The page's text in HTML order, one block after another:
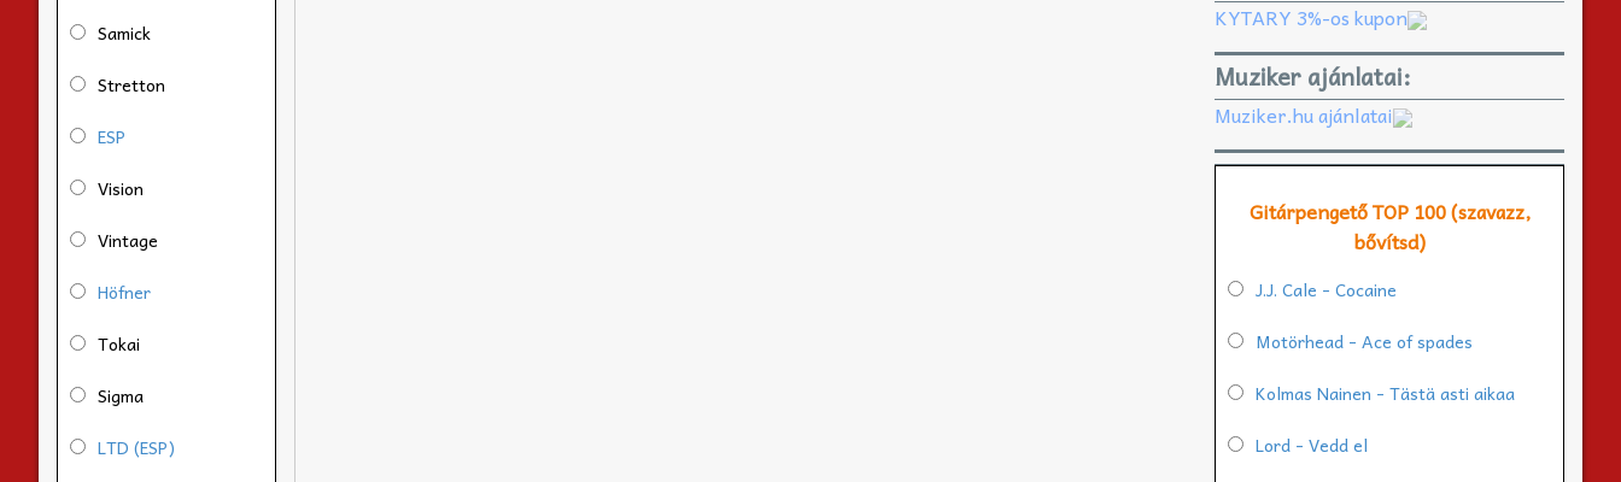
Samick
Stretton
ESP
Vision
Vintage
Höfner
Tokai
Sigma
LTD (ESP)
KYTARY 3%-os kupon
Muziker ajánlatai:
Muziker.hu ajánlatai
Gitárpengető TOP 100 (szavazz,
bővítsd)
J.J. Cale - Cocaine
Motörhead - Ace of spades
Kolmas Nainen - Tästä asti aikaa
Lord - Vedd el